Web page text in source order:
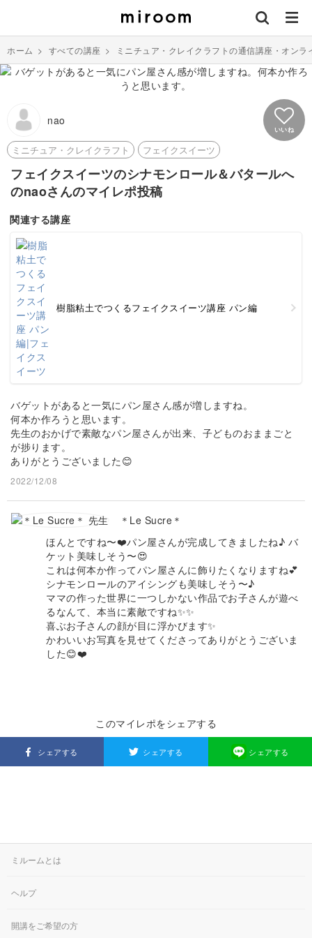
ホーム > すべての講座 > ミニチュア・クレイクラフトの通信講座・オンラ
nao
いいね
ミニチュア・クレイクラフト フェイクスイーツ
フェイクスイーツのシナモンロール＆バタールへ
のnaoさんのマイレポ投稿
関連する講座
樹脂粘土でつくるフェイクスイーツ講座 パン編
バゲットがあると一気にパン屋さん感が増しますね。
何本か作ろうと思います。
先生のおかげで素敵なパン屋さんが出来、子どものおままごと
が捗ります。
ありがとうございました😊
2022/12/08
＊Le Sucre＊
ほんとですね〜❤️パン屋さんが完成してきましたね♪ バ
ケット美味しそう〜😍
これは何本か作ってパン屋さんに飾りたくなりますね💕
シナモンロールのアイシングも美味しそう〜♪
ママの作った世界に一つしかない作品でお子さんが遊べ
るなんて、本当に素敵ですね✨✨
喜ぶお子さんの顔が目に浮かびます✨
かわいいお写真を見せてくださってありがとうございま
した😊❤️
このマイレポをシェアする
シェアする シェアする シェアする
ミルームとは
ヘルプ
開講をご希望の方